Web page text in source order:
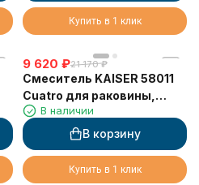
Купить в 1 клик
9 620 ₽21 170 ₽
Смеситель KAISER 58011
Cuatro для раковины,
хромВ наличии
В корзину
Купить в 1 клик